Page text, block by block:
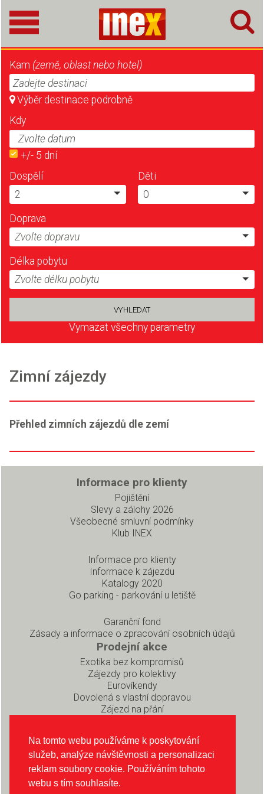
Na tomto webu používáme k poskytování
služeb, analýze návštěvnosti a personalizaci
reklam soubory cookie. Používáním tohoto
webu s tím souhlasíte.
Kam (země, oblast nebo hotel)
Zadejte destinaci
Výběr destinace podrobně
Kdy
+/- 5 dní
Dospělí
2
Děti
0
Doprava
Zvolte dopravu
Délka pobytu
Zvolte délku pobytu
Vymazat všechny parametry
Zimní zájezdy
Přehled zimních zájezdů dle zemí
Informace pro klienty
Pojištění
Slevy a zálohy 2026
Všeobecné smluvní podmínky
Klub INEX
Informace pro klienty
Informace k zájezdu
Katalogy 2020
Go parking - parkování u letiště
Garanční fond
Zásady a informace o zpracování osobních údajů
Prodejní akce
Exotika bez kompromisů
Zájezdy pro kolektivy
Eurovíkendy
Dovolená s vlastní dopravou
Zájezd na přání
Rezervační systém pro prodejce
Soubory ke stažení
O CK INEX
Sledujte nás na Instagramu